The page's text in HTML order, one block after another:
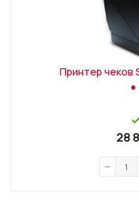
Принтер чеков
28